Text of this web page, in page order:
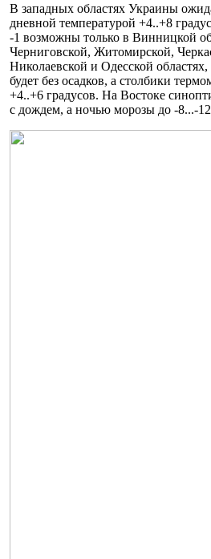
В западных областях Украины
дневной температурой +4..+8
-1 возможны только в Винницкой
Черниговской, Житомирской,
Николаевской и Одесской
будет без осадков, а столбики
+4..+6 градусов. На Востоке
с дождем, а ночью морозы до -8...-12